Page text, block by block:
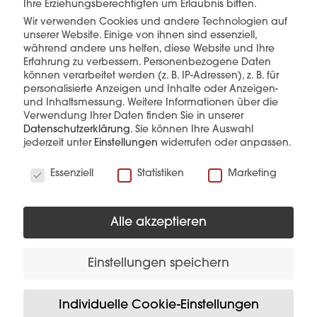
mehr erfahren
Diese Produkte könnten Sie auch
interessieren
Ihre Erziehungsberechtigten um Erlaubnis bitten.
Wir verwenden Cookies und andere Technologien auf
unserer Website. Einige von ihnen sind essenziell,
während andere uns helfen, diese Website und Ihre
Erfahrung zu verbessern. Personenbezogene Daten
können verarbeitet werden (z. B. IP-Adressen), z. B. für
personalisierte Anzeigen und Inhalte oder Anzeigen-
und Inhaltsmessung. Weitere Informationen über die
Verwendung Ihrer Daten finden Sie in unserer
Datenschutzerklärung. Sie können Ihre Auswahl
jederzeit unter Einstellungen widerrufen oder anpassen.
Essenziell
Statistiken Marketing
Alle akzeptieren
Einstellungen speichern
Individuelle Cookie-Einstellungen